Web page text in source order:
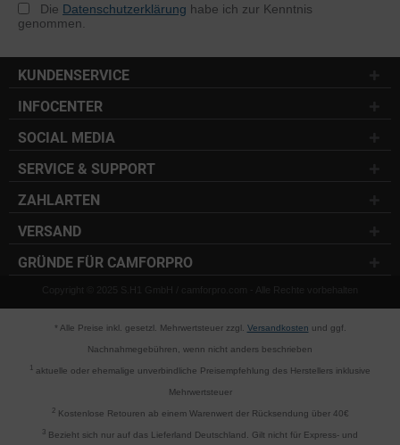
Die Datenschutzerklärung habe ich zur Kenntnis
genommen.
KUNDENSERVICE
INFOCENTER
SOCIAL MEDIA
SERVICE & SUPPORT
ZAHLARTEN
VERSAND
GRÜNDE FÜR CAMFORPRO
Copyright © 2025 S.H1 GmbH / camforpro.com - Alle Rechte vorbehalten
* Alle Preise inkl. gesetzl. Mehrwertsteuer zzgl. Versandkosten und ggf.
Nachnahmegebühren, wenn nicht anders beschrieben
aktuelle oder ehemalige unverbindliche Preisempfehlung des Herstellers inklusive
Mehrwertsteuer
2Kostenlose Retouren ab einem Warenwert der Rücksendung über 40€
3 Bezieht sich nur auf das Lieferland Deutschland. Gilt nicht für Express- und